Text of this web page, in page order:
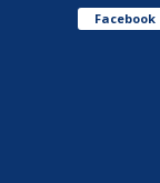
Facebook